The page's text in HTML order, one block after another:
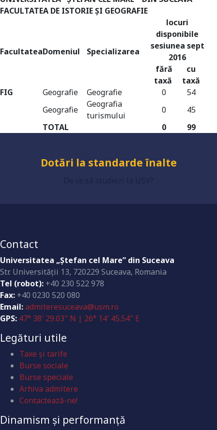
FACULTATEA DE ISTORIE ȘI GEOGRAFIE
FacultateaDomeniul Specializarea
locuri
disponibile
sesiunea sept
2016
fără
taxă
cu
taxă
FIG
Geografie Geografie 0
54
Geografie
Geografia
turismului
0
45
TOTAL
0 99
Universitate acreditată
Grad de încredere ridicat
Dotări la standarde înalte
Contact
Universitatea „Ştefan cel Mare” din Suceava
Str. Universităţii 13, 720229 Suceava, Romania
Tel (robot): +40 230 522 978
Fax: +40 0230 520 080
Email:admiteresuceava@usm.ro
GPS: 47° 38′ 29.03″ N | 26° 14′ 45.54″ E
Legături utile
Taxe și tarife
Burse sociale
Burse speciale
Arhiva admitere
Contactează-ne!
Dinamism și performanță